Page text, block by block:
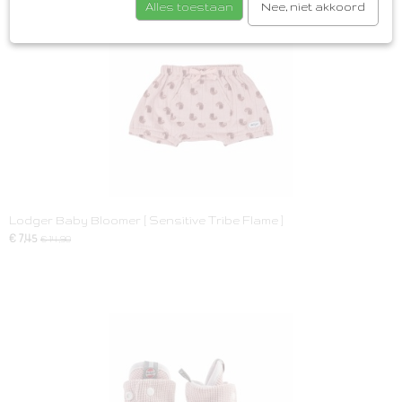
Lodger Baby Bloomer [ Sensitive Tribe Flame ]
€ 7,45 € 14,90
Alles toestaan Nee, niet akkoord